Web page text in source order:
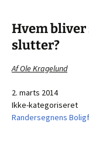
Hvem bliver
slutter?
Af Ole Kragelund
2. marts 2014
Ikke-kategoriseret
Randersegnens